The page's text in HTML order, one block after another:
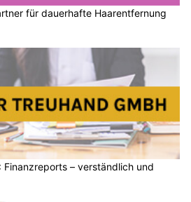
für dauerhafte Haarentfernung
Finanzreports – verständlich und